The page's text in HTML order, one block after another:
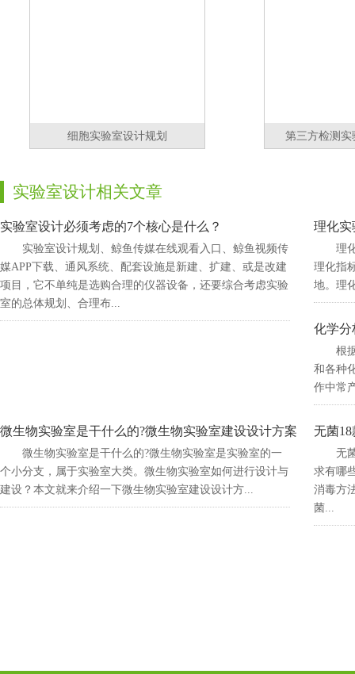
细胞实验室设计规划 第三方检测
实验室设计相关文章
实验室设计必须考虑的7个核心是什么？
实验室设计规划、鲸鱼传媒在线观看入口、鲸鱼视频传
媒APP下载、通风系统、配套设施是新建、扩建、或是改建
项目，它不单纯是选购合理的仪器设备，还要综合考虑实验
室的总体规划、合理布...
理化实
理
理化指
地。
化学分
根
和各种化
作中常产
微生物实验室是干什么的?微生物实验室建设设计方案
微生物实验室是干什么的?微生物实验室是实验室的一
个小分支，属于实验室大类。微生物实验室如何进行设计与
建设？本文就来介绍一下微生物实验室建设设计方...
无菌
无
求有哪些
消毒方
菌...